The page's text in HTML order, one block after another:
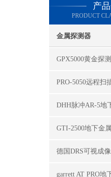
产
PRODUCT
金属探测器
GPX5000黄金探
PRO-5050远程扫
DHH脉冲AR-5地
GTI-2500地下金
德国DRS可视成
garrett AT PRO地